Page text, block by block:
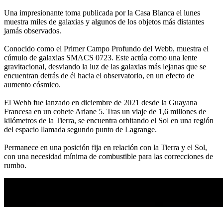
Una impresionante toma publicada por la Casa Blanca el lunes
muestra miles de galaxias y algunos de los objetos más distantes
jamás observados.
Conocido como el Primer Campo Profundo del Webb, muestra el
cúmulo de galaxias SMACS 0723. Este actúa como una lente
gravitacional, desviando la luz de las galaxias más lejanas que se
encuentran detrás de él hacia el observatorio, en un efecto de
aumento cósmico.
El Webb fue lanzado en diciembre de 2021 desde la Guayana
Francesa en un cohete Ariane 5. Tras un viaje de 1,6 millones de
kilómetros de la Tierra, se encuentra orbitando el Sol en una región
del espacio llamada segundo punto de Lagrange.
Permanece en una posición fija en relación con la Tierra y el Sol,
con una necesidad mínima de combustible para las correcciones de
rumbo.